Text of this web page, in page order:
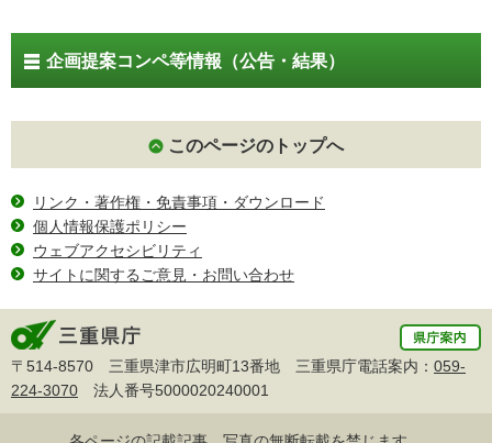
企画提案コンペ等情報（公告・結果）
このページのトップへ
リンク・著作権・免責事項・ダウンロード
個人情報保護ポリシー
ウェブアクセシビリティ
サイトに関するご意見・お問い合わせ
〒514-8570 三重県津市広明町13番地 三重県庁電話案内： 059-
224-3070 法人番号5000020240001